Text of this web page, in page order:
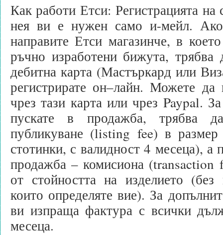
Как работи Етси: Регистрацията на
нея ви е нужен само и-мейл.
направите Етси магазинче, в
ръчно изработени бижута, трябва
дебитна карта (Мастъркард или
регистрирате он–лайн. Можете да
чрез тази карта или чрез Paypal.
пускате в продажба, трябва
публикуване (listing fee) в
стотинки, с валидност 4 месеца), а
продажба – комисиона (transaction
от стойността на изделието (без
които определяте вие). За
ви изпраща фактура с всички
месеца.